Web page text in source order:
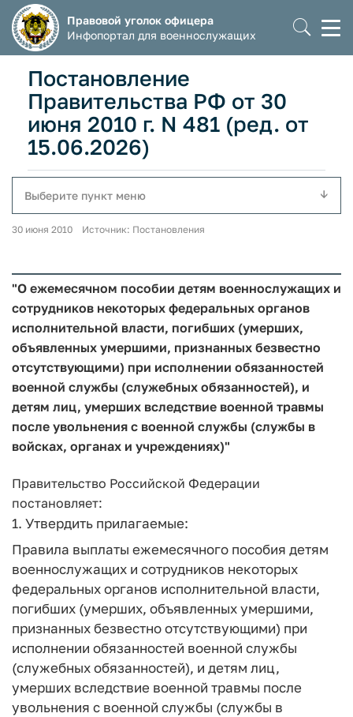
Правовой уголок офицера
Инфопортал для военнослужащих
Постановление
Правительства РФ от 30
июня 2010 г. N 481 (ред. от
15.06.2026)
Выберите пункт меню
30 июня 2010 Источник: Постановления
"О ежемесячном пособии детям военнослужащих и
сотрудников некоторых федеральных органов
исполнительной власти, погибших (умерших,
объявленных умершими, признанных безвестно
отсутствующими) при исполнении обязанностей
военной службы (служебных обязанностей), и
детям лиц, умерших вследствие военной травмы
после увольнения с военной службы (службы в
войсках, органах и учреждениях)"
Правительство Российской Федерации
постановляет:
1. Утвердить прилагаемые:
Правила выплаты ежемесячного пособия детям
военнослужащих и сотрудников некоторых
федеральных органов исполнительной власти,
погибших (умерших, объявленных умершими,
признанных безвестно отсутствующими) при
исполнении обязанностей военной службы
(служебных обязанностей), и детям лиц,
умерших вследствие военной травмы после
увольнения с военной службы (службы в